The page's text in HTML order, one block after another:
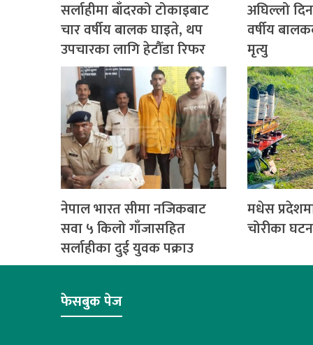
सर्लाहीमा बाँदरको टोकाइबाट
चार वर्षीय बालक घाइते, थप
उपचारका लागि हेटौँडा रिफर
अघिल्लो
वर्षीय
मृत्यु
नेपाल भारत सीमा नजिकबाट
सवा ५ किलो गाँजासहित
सर्लाहीका दुई युवक पक्राउ
मधेस
चोरीका
फेसबुक पेज